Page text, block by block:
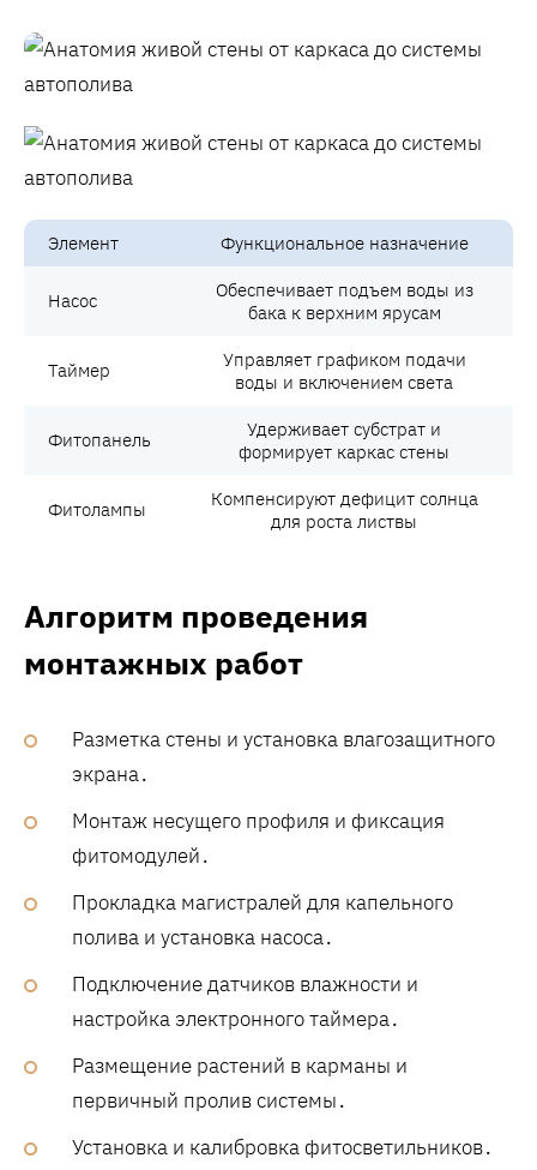
Элемент Функциональное назначение
Насос
Обеспечивает подъем воды из
бака к верхним ярусам
Таймер
Управляет графиком подачи
воды и включением света
Фитопанель
Удерживает субстрат и
формирует каркас стены
Фитолампы
Компенсируют дефицит солнца
для роста листвы
Алгоритм проведения
монтажных работ
Разметка стены и установка влагозащитного
экрана․
Монтаж несущего профиля и фиксация
фитомодулей․
Прокладка магистралей для капельного
полива и установка насоса․
Подключение датчиков влажности и
настройка электронного таймера․
Размещение растений в карманы и
первичный пролив системы․
Установка и калибровка фитосветильников․